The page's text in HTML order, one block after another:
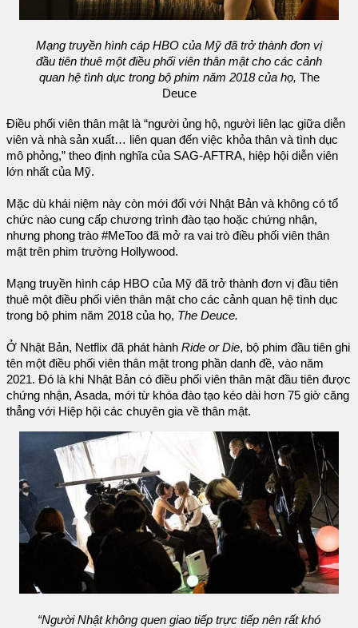
Mạng truyền hình cáp HBO của Mỹ đã trở thành đơn vị
đầu tiên thuê một điều phối viên thân mật cho các cảnh
quan hệ tình dục trong bộ phim năm 2018 của họ, The
Deuce
Điều phối viên thân mật là “người ủng hộ, người liên lạc giữa diễn
viên và nhà sản xuất… liên quan đến việc khỏa thân và tình dục
mô phỏng,” theo định nghĩa của SAG-AFTRA, hiệp hội diễn viên
lớn nhất của Mỹ.
Mặc dù khái niệm này còn mới đối với Nhật Bản và không có tổ
chức nào cung cấp chương trình đào tạo hoặc chứng nhận,
nhưng phong trào #MeToo đã mở ra vai trò điều phối viên thân
mật trên phim trường Hollywood.
Mạng truyền hình cáp HBO của Mỹ đã trở thành đơn vị đầu tiên
thuê một điều phối viên thân mật cho các cảnh quan hệ tình dục
trong bộ phim năm 2018 của họ, The Deuce.
Ở Nhật Bản, Netflix đã phát hành Ride or Die, bộ phim đầu tiên ghi
tên một điều phối viên thân mật trong phần danh đề, vào năm
2021. Đó là khi Nhật Bản có điều phối viên thân mật đầu tiên được
chứng nhận, Asada, mới từ khóa đào tạo kéo dài hơn 75 giờ căng
thẳng với Hiệp hội các chuyên gia về thân mật.
“Người Nhật không quen giao tiếp trực tiếp nên rất khó